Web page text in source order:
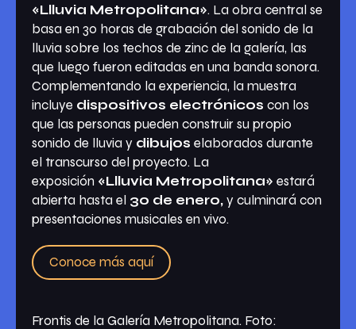
«Llluvia Metropolitana». La obra central se
basa en 30 horas de grabación del sonido de la
lluvia sobre los techos de zinc de la galería, las
que luego fueron editadas en una banda sonora.
Complementando la experiencia, la muestra
incluye dispositivos electrónicos con los
que las personas pueden construir su propio
sonido de lluvia y dibujos elaborados durante
el transcurso del proyecto. La
exposición «Llluvia Metropolitana» estará
abierta hasta el 30 de enero,y culminará con
presentaciones musicales en vivo.
Conoce más aquí
Frontis de la Galería Metropolitana. Foto: